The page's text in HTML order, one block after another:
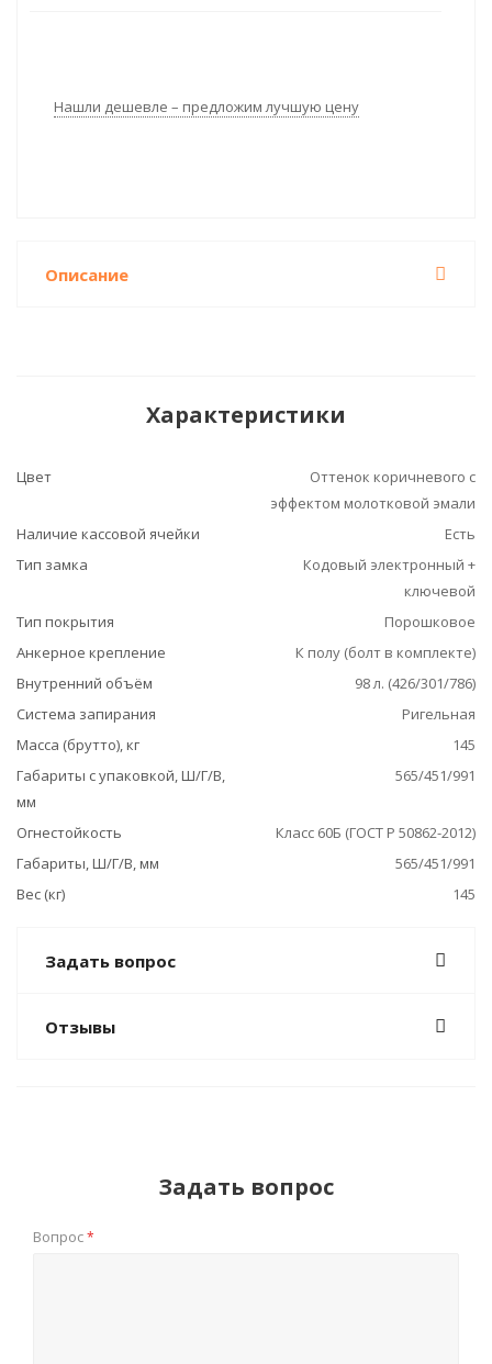
Нашли дешевле – предложим лучшую цену
Описание
Характеристики
Цвет
Оттенок коричневого с
эффектом молотковой эмали
Наличие кассовой ячейки
Есть
Тип замка
Кодовый электронный +
ключевой
Тип покрытия
Порошковое
Анкерное крепление
К полу (болт в комплекте)
Внутренний объём
98 л. (426/301/786)
Система запирания
Ригельная
Масса (брутто), кг
145
Габариты с упаковкой, Ш/Г/В,
мм
565/451/991
Огнестойкость
Класс 60Б (ГОСТ Р 50862-2012)
Габариты, Ш/Г/В, мм
565/451/991
Вес (кг)
145
Задать вопрос
Отзывы
Задать вопрос
Вопрос*